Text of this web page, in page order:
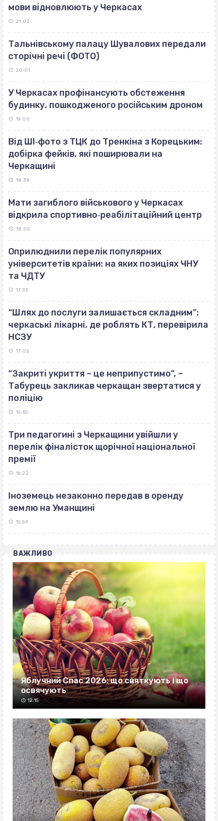
мови відновлюють у Черкасах
21:02
Тальнівському палацу Шувалових передали
сторічні речі (ФОТО)
20:01
У Черкасах профінансують обстеження
будинку, пошкодженого російським дроном
19:00
Від ШІ‐фото з ТЦК до Тренкіна з Корецьким:
добірка фейків, які поширювали на
Черкащині
18:38
Мати загиблого військового у Черкасах
відкрила спортивно‐реабілітаційний центр
18:05
Оприлюднили перелік популярних
університетів країни: на яких позиціях ЧНУ
та ЧДТУ
17:33
“Шлях до послуги залишається складним”:
черкаські лікарні, де роблять КТ, перевірила
НСЗУ
17:02
“Закриті укриття – це неприпустимо”, –
Табурець закликав черкащан звертатися у
поліцію
16:35
Три педагогині з Черкащини увійшли у
перелік фіналісток щорічної національної
премії
16:22
Іноземець незаконно передав в оренду
землю на Уманщині
15:59
ВАЖЛИВО
Яблучний Спас 2026: що святкують і що
освячують
12:15